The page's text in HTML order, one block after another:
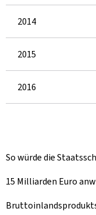
2014
2015
2016
So würde die
15 Milliarden Euro